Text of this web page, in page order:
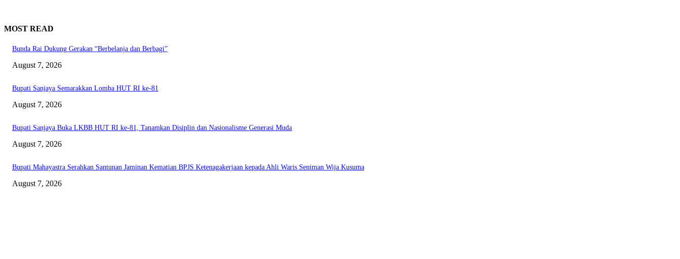
MOST READ
Bunda Rai Dukung Gerakan “Berbelanja dan Berbagi”
August 7, 2026
Bupati Sanjaya Semarakkan Lomba HUT RI ke-81
August 7, 2026
Bupati Sanjaya Buka LKBB HUT RI ke-81, Tanamkan Disiplin dan Nasionalisme Generasi Muda
August 7, 2026
Bupati Mahayastra Serahkan Santunan Jaminan Kematian BPJS Ketenagakerjaan kepada Ahli Waris Seniman Wija Kusuma
August 7, 2026